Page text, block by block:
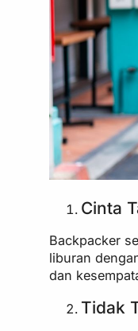
Cinta
Backpacker
liburan
dan
Tidak